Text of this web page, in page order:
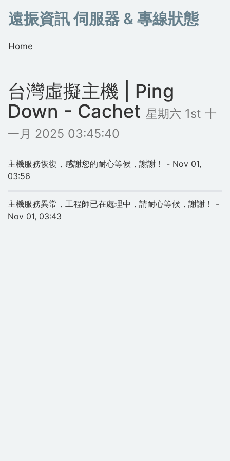
遠振資訊 伺服器 & 專線狀態
Home
台灣虛擬主機 | Ping
Down - Cachet 星期六 1st 十
一月 2025 03:45:40
主機服務恢復，感謝您的耐心等候，謝謝！ - Nov 01,
03:56
主機服務異常，工程師已在處理中，請耐心等候，謝謝！ -
Nov 01, 03:43